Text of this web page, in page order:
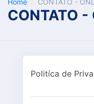
Home CONTATO -
CONTATO -
Politíca de